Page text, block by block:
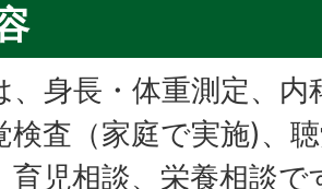
、身長・体重測定、内
検査（家庭で実施)、
育児相談、栄養相談で